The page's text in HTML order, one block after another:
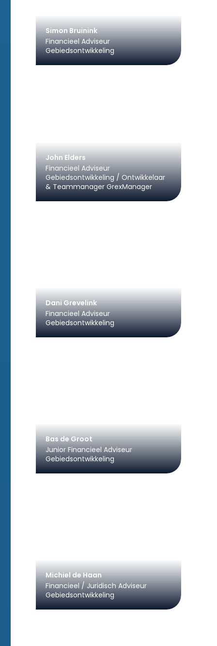
Simon Bruinink
Financieel Adviseur
Gebiedsontwikkeling
John Elders
Financieel Adviseur
Gebiedsontwikkeling / Ontwikkelaar
& Teammanager GrexManager
Dani Grevelink
Financieel Adviseur
Gebiedsontwikkeling
Bas de Groot
Junior Financieel Adviseur
Gebiedsontwikkeling
Michiel de Haan
Financieel / Juridisch Adviseur
Gebiedsontwikkeling